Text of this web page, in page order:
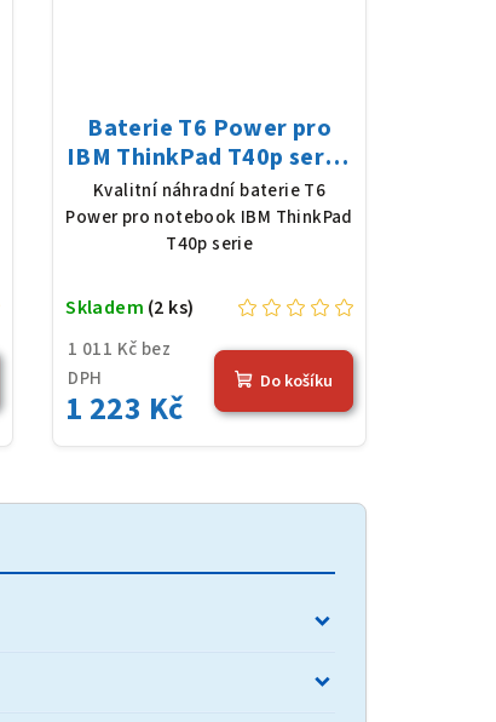
Baterie T6 Power pro
IBM ThinkPad T40p serie,
Li-Ion, 10,8 V, 5200 mAh
(56 Wh), černá
Kvalitní náhradní baterie T6
Power pro notebook IBM ThinkPad
T40p serie
1 011 Kč bez
DPH
1 223 Kč
Skladem (2 ks)
Do košíku